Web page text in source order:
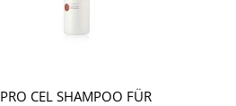
PRO CEL SHAMPOO FÜR